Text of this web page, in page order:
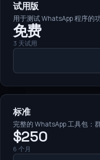
试用版
用于测试 WhatsApp 程序的
免费
3 天试用
标准
完整的 WhatsApp 工具包：
$250
6 个月